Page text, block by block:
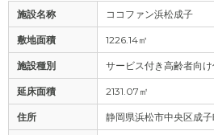
施設名称 ココファン浜松成子
敷地面積 1226.14㎡
施設種別 サービス付き高齢者向
延床面積 2131.07㎡
住所 静岡県浜松市中央区成子